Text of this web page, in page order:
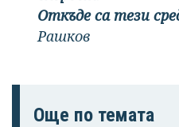
Откъде са тези
Рашков
Още по темата